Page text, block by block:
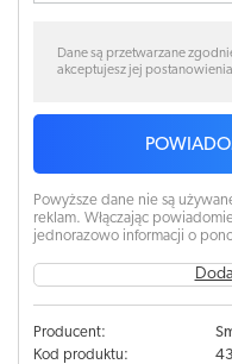
Dane są przetwarzane
akceptujesz jej
Powyższe dane nie są
reklam. Włączając
jednorazowo informacji o
Producent:
Kod produktu: